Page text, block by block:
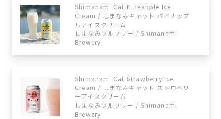
Shimanami Cat Pineapple Ice
Cream / しまなみキャット パイナップ
ルアイスクリーム
しまなみブルワリー / Shimanami
Brewery
Shimanami Cat Strawberry Ice
Cream / しまなみキャット ストロベリ
ーアイスクリーム
しまなみブルワリー / Shimanami
Brewery